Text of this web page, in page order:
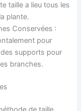
taille a lieu tous les
plante.
Conservées :
pour
supports pour
branches.